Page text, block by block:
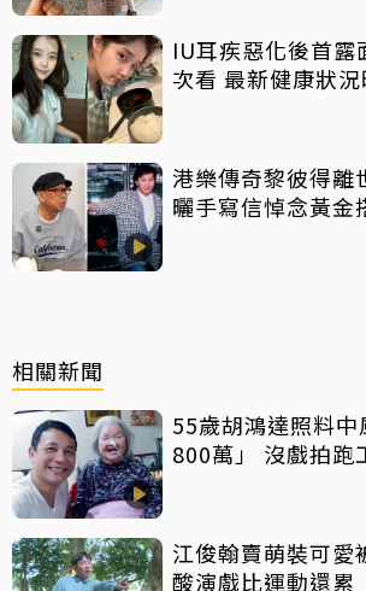
IU耳疾惡化後首露
次看 最新健康狀
港樂傳奇黎彼得離
曬手寫信悼念黃金
相關新聞
55歲胡鴻達照料
800萬」 沒戲拍跑
江俊翰賣萌裝可愛被嫌胖
酸演戲比運動還累